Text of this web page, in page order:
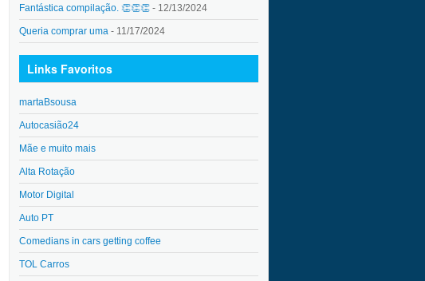
Fantástica compilação. 👏👏👏 - 12/13/2024
Queria comprar uma - 11/17/2024
Links Favoritos
martaBsousa
Autocasião24
Mãe e muito mais
Alta Rotação
Motor Digital
Auto PT
Comedians in cars getting coffee
TOL Carros